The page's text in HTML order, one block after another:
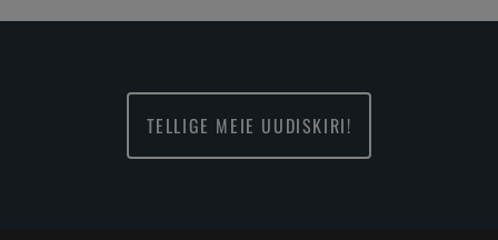
TELLIGE MEIE UUDISKIRI!